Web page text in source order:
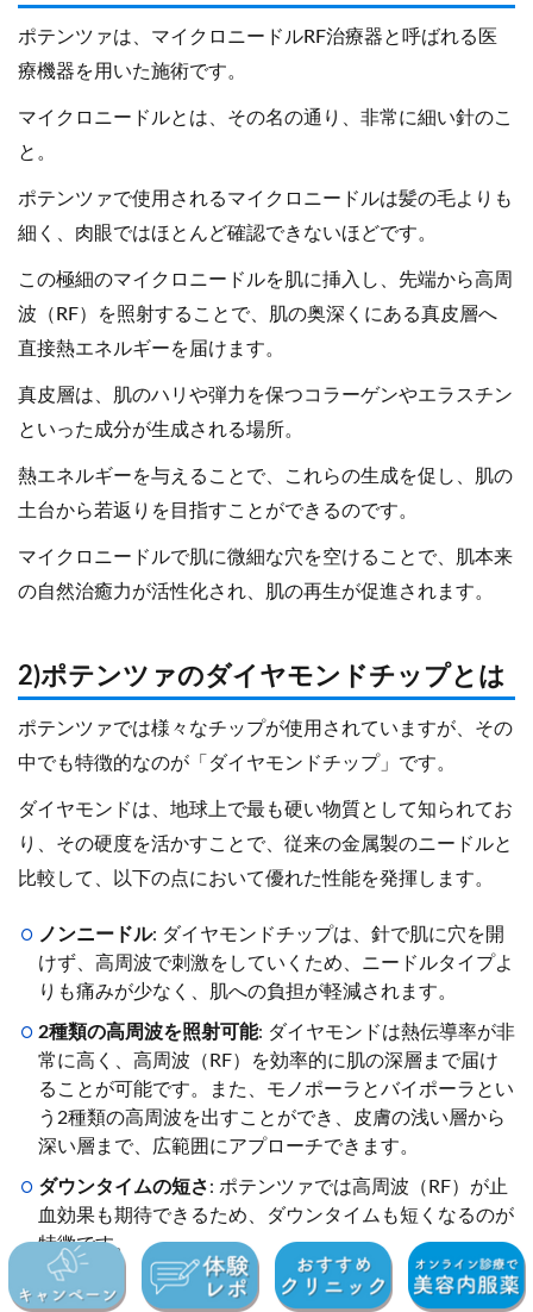
ポテンツァは、マイクロニードルRF治療器と呼ばれる医
療機器を用いた施術です。
マイクロニードルとは、その名の通り、非常に細い針のこ
と。
ポテンツァで使用されるマイクロニードルは髪の毛よりも
細く、肉眼ではほとんど確認できないほどです。
この極細のマイクロニードルを肌に挿入し、先端から高周
波（RF）を照射することで、肌の奥深くにある真皮層へ
直接熱エネルギーを届けます。
真皮層は、肌のハリや弾力を保つコラーゲンやエラスチン
といった成分が生成される場所。
熱エネルギーを与えることで、これらの生成を促し、肌の
土台から若返りを目指すことができるのです。
マイクロニードルで肌に微細な穴を空けることで、肌本来
の自然治癒力が活性化され、肌の再生が促進されます。
2)ポテンツァのダイヤモンドチップとは
ポテンツァでは様々なチップが使用されていますが、その
中でも特徴的なのが「ダイヤモンドチップ」です。
ダイヤモンドは、地球上で最も硬い物質として知られてお
り、その硬度を活かすことで、従来の金属製のニードルと
比較して、以下の点において優れた性能を発揮します。
ノンニードル: ダイヤモンドチップは、針で肌に穴を開
けず、高周波で刺激をしていくため、ニードルタイプよ
りも痛みが少なく、肌への負担が軽減されます。
2種類の高周波を照射可能: ダイヤモンドは熱伝導率が非
常に高く、高周波（RF）を効率的に肌の深層まで届け
ることが可能です。また、モノポーラとバイポーラとい
う2種類の高周波を出すことができ、皮膚の浅い層から
深い層まで、広範囲にアプローチできます。
ダウンタイムの短さ: ポテンツァでは高周波（RF）が止
血効果も期待できるため、ダウンタイムも短くなるのが
特徴です。